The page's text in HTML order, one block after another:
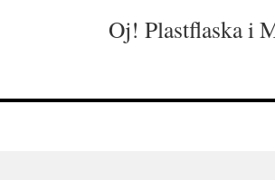
Oj! Plastflaska i